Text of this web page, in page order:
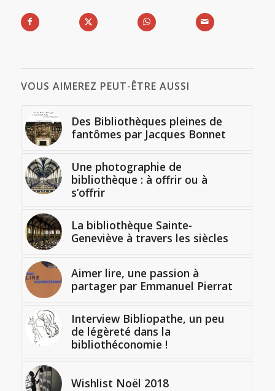
VOUS AIMEREZ PEUT-ÊTRE AUSSI
Des Bibliothèques pleines de
fantômes par Jacques Bonnet
Une photographie de
bibliothèque : à offrir ou à
s’offrir
La bibliothèque Sainte-
Geneviève à travers les siècles
Aimer lire, une passion à
partager par Emmanuel Pierrat
Interview Bibliopathe, un peu
de légèreté dans la
bibliothéconomie !
Wishlist Noël 2018